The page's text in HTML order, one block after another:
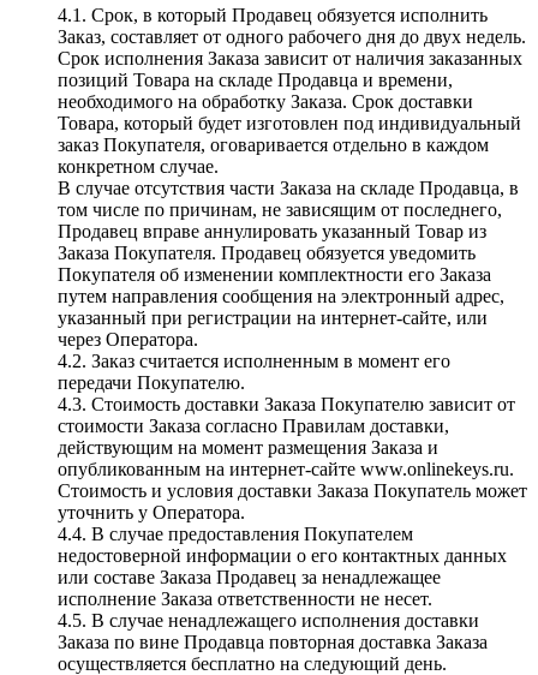
4.1. Срок, в который Продавец обязуется исполнить
Заказ, составляет от одного рабочего дня до двух недель.
Срок исполнения Заказа зависит от наличия заказанных
позиций Товара на складе Продавца и времени,
необходимого на обработку Заказа. Срок доставки
Товара, который будет изготовлен под индивидуальный
заказ Покупателя, оговаривается отдельно в каждом
конкретном случае.
В случае отсутствия части Заказа на складе Продавца, в
том числе по причинам, не зависящим от последнего,
Продавец вправе аннулировать указанный Товар из
Заказа Покупателя. Продавец обязуется уведомить
Покупателя об изменении комплектности его Заказа
путем направления сообщения на электронный адрес,
указанный при регистрации на интернет-сайте, или
через Оператора.
4.2. Заказ считается исполненным в момент его
передачи Покупателю.
4.3. Стоимость доставки Заказа Покупателю зависит от
стоимости Заказа согласно Правилам доставки,
действующим на момент размещения Заказа и
опубликованным на интернет-сайте www.onlinekeys.ru.
Стоимость и условия доставки Заказа Покупатель может
уточнить у Оператора.
4.4. В случае предоставления Покупателем
недостоверной информации о его контактных данных
или составе Заказа Продавец за ненадлежащее
исполнение Заказа ответственности не несет.
4.5. В случае ненадлежащего исполнения доставки
Заказа по вине Продавца повторная доставка Заказа
осуществляется бесплатно на следующий день.